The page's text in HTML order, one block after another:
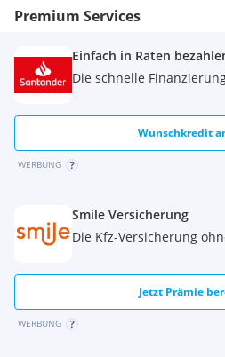
Premium Services
Einfach in Raten
Die schnelle
Wunschkredit
WERBUNG
Smile Versicherung
Die Kfz-Versicherung
Jetzt Prämie
WERBUNG